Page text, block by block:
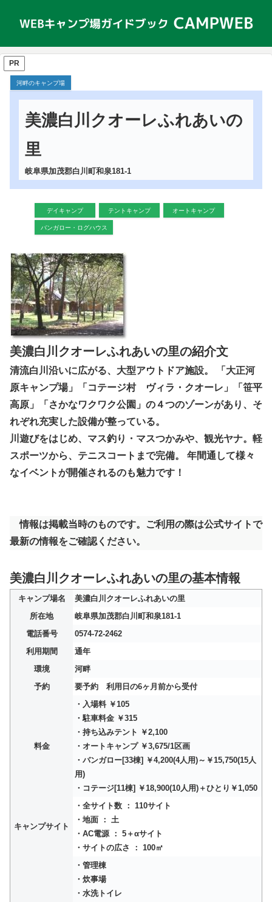
PR
河畔のキャンプ場
美濃白川クオーレふれあいの
里
岐阜県加茂郡白川町和泉181-1
デイキャンプ テントキャンプ オートキャンプ
バンガロー・ログハウス
美濃白川クオーレふれあいの里の紹介文
清流白川沿いに広がる、大型アウトドア施設。 「大正河
原キャンプ場」「コテージ村 ヴィラ・クオーレ」「笹平
高原」「さかなワクワク公園」の４つのゾーンがあり、そ
れぞれ充実した設備が整っている。
川遊びをはじめ、マス釣り・マスつかみや、観光ヤナ。軽
スポーツから、テニスコートまで完備。 年間通して様々
なイベントが開催されるのも魅力です！
情報は掲載当時のものです。ご利用の際は公式サイトで
最新の情報をご確認ください。
美濃白川クオーレふれあいの里の基本情報
キャンプ場名
美濃白川クオーレふれあいの里
所在地
岐阜県加茂郡白川町和泉181-1
電話番号
0574-72-2462
利用期間
通年
環境
河畔
予約
要予約 利用日の6ヶ月前から受付
料金
・入場料 ￥105
・駐車料金 ￥315
・持ち込みテント ￥2,100
・オートキャンプ ￥3,675/1区画
・バンガロー[33棟] ￥4,200(4人用)～￥15,750(15人
用)
・コテージ[11棟] ￥18,900(10人用)＋ひとり￥1,050
キャンプサイト
・全サイト数 ： 110サイト
・地面 ： 土
・AC電源 ： 5＋αサイト
・サイトの広さ ： 100㎡
・管理棟
・炊事場
・水洗トイレ